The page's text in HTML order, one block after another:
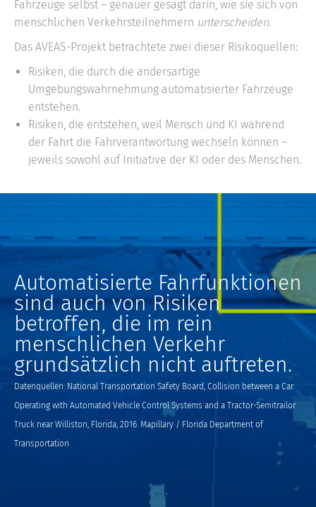
Fahrzeuge selbst – genauer gesagt darin, wie sie sich von
menschlichen Verkehrsteilnehmern unterscheiden.
Das AVEAS-Projekt betrachtete zwei dieser Risikoquellen:
Risiken, die durch die andersartige
Umgebungswahrnehmung automatisierter Fahrzeuge
entstehen.
Risiken, die entstehen, weil Mensch und KI während
der Fahrt die Fahrverantwortung wechseln können –
jeweils sowohl auf Initiative der KI oder des Menschen.
Automatisierte Fahrfunktionen
sind auch von Risiken
betroffen, die im rein
menschlichen Verkehr
grundsätzlich nicht auftreten.
Datenquellen: National Transportation Safety Board, Collision between a Car
Operating with Automated Vehicle Control Systems and a Tractor-Semitrailor
Truck near Williston, Florida, 2016. Mapillary / Florida Department of
Transportation